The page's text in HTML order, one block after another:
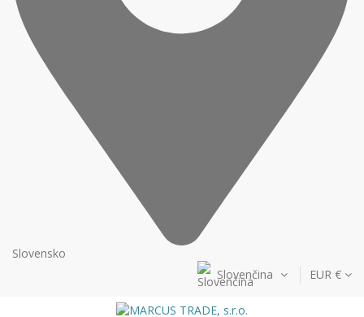
Slovensko
Slovenčina
EUR €